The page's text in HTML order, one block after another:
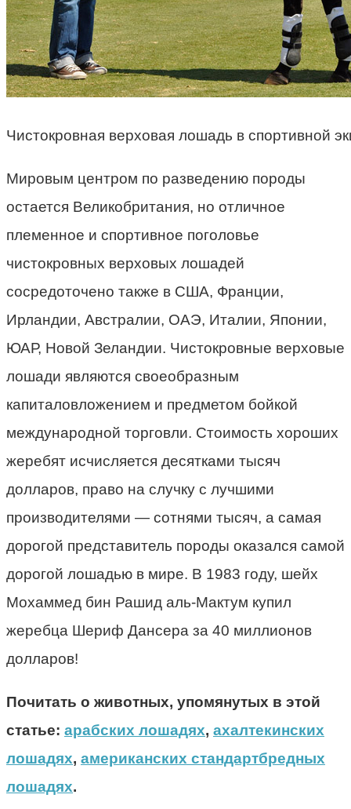
Чистокровная верховая лошадь в спортивной
Мировым центром по разведению породы
остается Великобритания, но отличное
племенное и спортивное поголовье
чистокровных верховых лошадей
сосредоточено также в США, Франции,
Ирландии, Австралии, ОАЭ, Италии, Японии,
ЮАР, Новой Зеландии. Чистокровные верховые
лошади являются своеобразным
капиталовложением и предметом бойкой
международной торговли. Стоимость хороших
жеребят исчисляется десятками тысяч
долларов, право на случку с лучшими
производителями — сотнями тысяч, а самая
дорогой представитель породы оказался самой
дорогой лошадью в мире. В 1983 году, шейх
Мохаммед бин Рашид аль-Мактум купил
жеребца Шериф Дансера за 40 миллионов
долларов!
Почитать о животных, упомянутых в этой
статье: арабских лошадях, ахалтекинских
лошадях, американских стандартбредных
лошадях.